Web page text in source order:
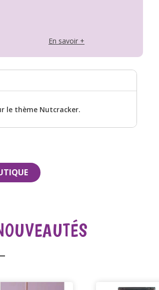
En savoir +
le thème Nutcracker.